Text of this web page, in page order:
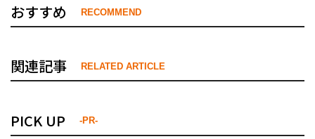
おすすめ RECOMMEND
関連記事 RELATED ARTICLE
PICK UP -PR-